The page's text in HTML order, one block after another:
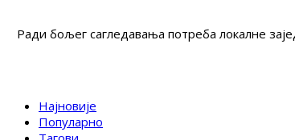
Ради бољег сагледавања потреба локалне
Најновије
Популарно